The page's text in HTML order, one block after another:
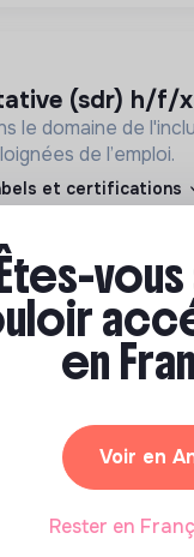
(sdr) h/f/
le domaine de
de l’emploi.
et certifications
(h/f) -
Notre raison d'être :
Alternance Stage
en
Voir en
Rester en